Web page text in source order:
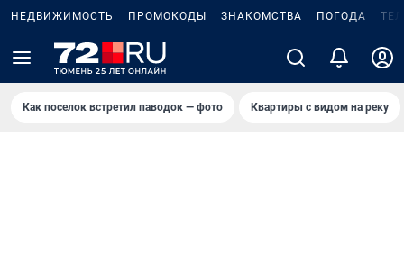
НЕДВИЖИМОСТЬ ПРОМОКОДЫ ЗНАКОМСТВА ПОГОДА
Как поселок встретил паводок — фото Квартиры с видом на реку